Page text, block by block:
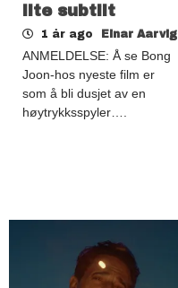
lite subtilt
1 år ago Einar Aarvig
ANMELDELSE: Å se Bong
Joon-hos nyeste film er
som å bli dusjet av en
høytrykksspyler….